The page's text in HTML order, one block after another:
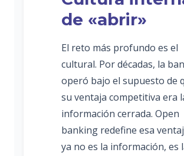
de «abrir»
El reto más profundo es el
cultural. Por décadas, la
operó bajo el supuesto de
su ventaja competitiva era
información cerrada. Open
banking redefine esa
ya no es la información, es